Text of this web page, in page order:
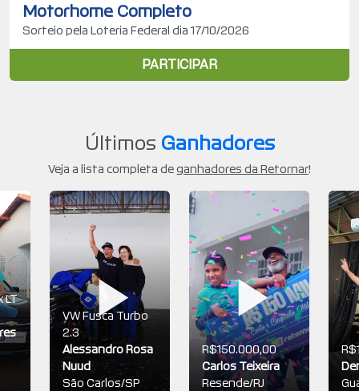
Motorhome Completo
Sorteio pela Loteria Federal dia 17/10/2026
PARTICIPAR
Últimos Ganhadores
Veja a lista completa deganhadores da Retornar!
LT
VW Fusca Turbo
2.3
Alessandro Rosa
Nuud
São Carlos/SP
R$150.000,00
Carlos Teixeira
Resende/RJ